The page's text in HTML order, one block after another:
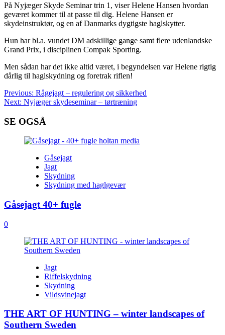
På Nyjæger Skyde Seminar trin 1, viser Helene Hansen hvordan
geværet kommer til at passe til dig. Helene Hansen er
skydeinstruktør, og en af Danmarks dygtigste haglskytter.
Hun har bl.a. vundet DM adskillige gange samt flere udenlandske
Grand Prix, i disciplinen Compak Sporting.
Men sådan har det ikke altid været, i begyndelsen var Helene rigtig
dårlig til haglskydning og foretrak riflen!
Post
navigation
Previous: Rågejagt – regulering og sikkerhed
Next: Nyjæger skydeseminar – tørtræning
SE OGSÅ
Gåsejagt
Jagt
Skydning
Skydning med haglgevær
Gåsejagt 40+ fugle
0
Jagt
Riffelskydning
Skydning
Vildsvinejagt
THE ART OF HUNTING – winter landscapes of
Southern Sweden